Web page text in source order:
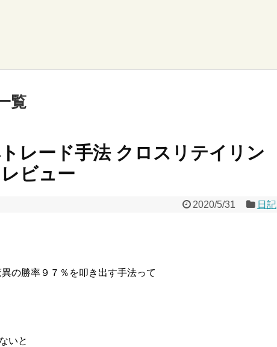
覧
レード手法 クロスリテイリン
ビュー
2020/5/31 日記
の勝率９７％を叩き出す手法って
いと